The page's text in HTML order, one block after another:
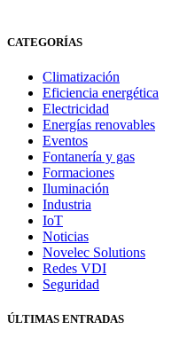
CATEGORÍAS
Climatización
Eficiencia energética
Electricidad
Energías renovables
Eventos
Fontanería y gas
Formaciones
Iluminación
Industria
IoT
Noticias
Novelec Solutions
Redes VDI
Seguridad
ÚLTIMAS ENTRADAS